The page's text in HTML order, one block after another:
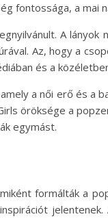
fontossága, a mai
A
Az, hogy a
és a
a női erő és a
öröksége a
egymást.
formálták a